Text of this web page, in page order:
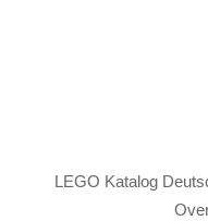
LEGO Katalog